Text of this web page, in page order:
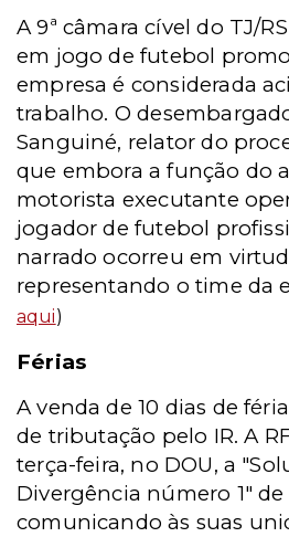
A 9ª câmara cível do TJ/
em jogo de futebol
empresa é considerada
trabalho. O
Sanguiné, relator do
que embora a função do
motorista executante
jogador de futebol
narrado ocorreu em
representando o time da
aqui)
Férias
A venda de 10 dias de
de tributação pelo IR. A
terça-feira, no DOU, a
Divergência número 1" de
comunicando às suas